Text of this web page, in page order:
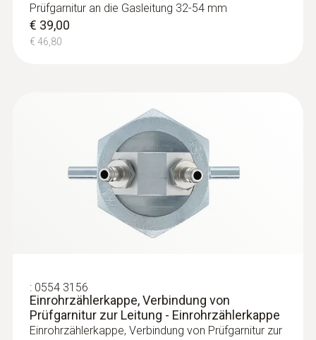
Prüfgarnitur an die Gasleitung 32-54 mm
€ 39,00
€ 46,80
: 0554 3156
Einrohrzählerkappe, Verbindung von
Prüfgarnitur zur Leitung - Einrohrzählerkappe
Einrohrzählerkappe, Verbindung von Prüfgarnitur zur